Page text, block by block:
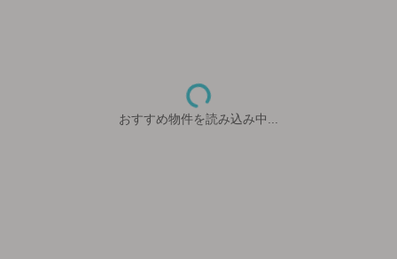
おすすめ物件を読み込み中...